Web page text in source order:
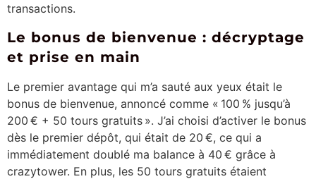
transactions.
Le bonus de bienvenue : décryptage
et prise en main
Le premier avantage qui m’a sauté aux yeux était le
bonus de bienvenue, annoncé comme « 100 % jusqu’à
200 € + 50 tours gratuits ». J’ai choisi d’activer le bonus
dès le premier dépôt, qui était de 20 €, ce qui a
immédiatement doublé ma balance à 40 € grâce à
crazytower. En plus, les 50 tours gratuits étaient